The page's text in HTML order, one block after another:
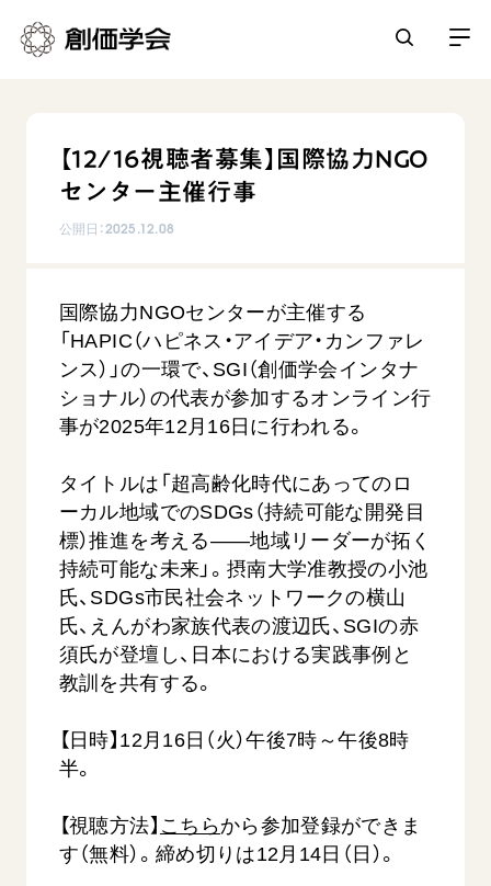
聖典
日蓮大聖人の仏法（教学入門）
釈尊～法華経
日蓮大聖人
創価学会の三代会長
初代会長・牧口常三郎先生
第2代会長・戸田城聖先生
第3代会長・池田大作先生
日常の活動
座談会
仏法を学ぶ
仏法を語る
主な行事
年間の活動について
友人葬
彼岸
「平和の文化」を構築
核兵器の廃絶に向け連帯を拡大
「人権文化」「ジェンダー平等」を促進
「持続可能な開発目標（SDGs）」の取り組み
展示活動
教育本部の活動
図書贈呈
世界の創価学会
各国ウェブサイト
世界の創価学会の歴史
基本情報
創価学会 会則
創価学会 社会憲章
組織・機構
会長・理事長・各部長の紹介
沿革
略年表
関連団体
座談会御書ｅ講義
小説『新・人間革命』『人間革命』要旨
御書検索［新版］
関連リンク
創価学会総本部
墓地公園・納骨堂
聖教電子版
聖教ブックストア
soka youth media
Soka Gakkai グローバルサイト
ご意見
ご利用にあたって
SOKA PICKS
【12/16視聴者募集】国際協力NGO
センター主催行事
公開日：2025.12.08
国際協力NGOセンターが主催する
「HAPIC（ハピネス・アイデア・カンファレ
ンス）」の一環で、SGI（創価学会インタナ
ショナル）の代表が参加するオンライン行
事が2025年12月16日に行われる。
タイトルは「超高齢化時代にあってのロ
ーカル地域でのSDGs（持続可能な開発目
標）推進を考える――地域リーダーが拓く
持続可能な未来」。摂南大学准教授の小池
氏、SDGs市民社会ネットワークの横山
氏、えんがわ家族代表の渡辺氏、SGIの赤
須氏が登壇し、日本における実践事例と
教訓を共有する。
【日時】12月16日（火）午後7時～午後8時
半。
【視聴方法】 こちらから参加登録ができま
す（無料）。締め切りは12月14日（日）。